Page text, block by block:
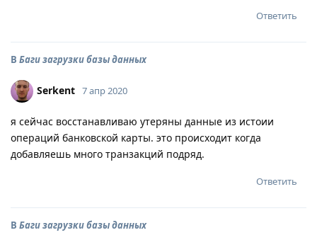
Ответить
В Баги загрузки базы данных
Serkent 7 апр 2020
я сейчас восстанавливаю утеряны данные из истоии
операций банковской карты. это происходит когда
добавляешь много транзакций подряд.
Ответить
В Баги загрузки базы данных